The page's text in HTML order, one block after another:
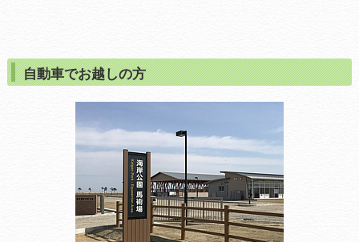
自動車でお越しの方